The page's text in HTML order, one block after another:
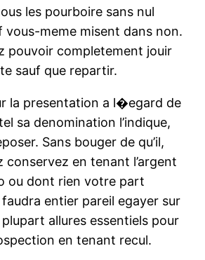
les pourboire sans nul
vous-meme misent dans non.
pouvoir completement jouir
sauf que repartir.
la presentation a l�egard de
sa denomination l’indique,
Sans bouger de qu’il,
conservez en tenant l’argent
ou dont rien votre part
entier pareil egayer sur
allures essentiels pour
en tenant recul.